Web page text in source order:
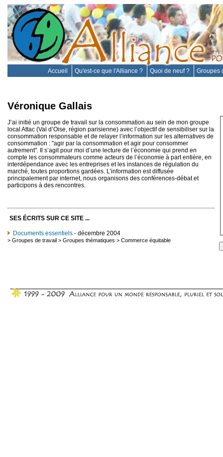
Accueil Qu'est-ce que l'Alliance ? Quoi de neuf ? Groupes
Véronique Gallais
J’ai initié un groupe de travail sur la consommation au sein de mon groupe
local Attac (Val d’Oise, région parisienne) avec l’objectif de sensibiliser sur la
consommation responsable et de relayer l’information sur les alternatives de
consommation : "agir par la consommation et agir pour consommer
autrement". Il s’agit pour moi d’une lecture de l’économie qui prend en
compte les consommateurs comme acteurs de l’économie à part entière, en
interdépendance avec les entreprises et les instances de régulation du
marché, toutes proportions gardées. L’information est diffusée
principalement par internet, nous organisons des conférences-débat et
participons à des rencontres.
SES ÉCRITS SUR CE SITE ...
Documents essentiels - décembre 2004
> Groupes de travail > Groupes thématiques > Commerce équitable